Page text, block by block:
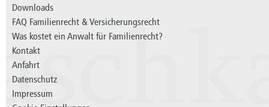
Downloads
FAQ Familienrecht & Versicherungsrecht
Was kostet ein Anwalt für Familienrecht?
Kontakt
Anfahrt
Datenschutz
Impressum